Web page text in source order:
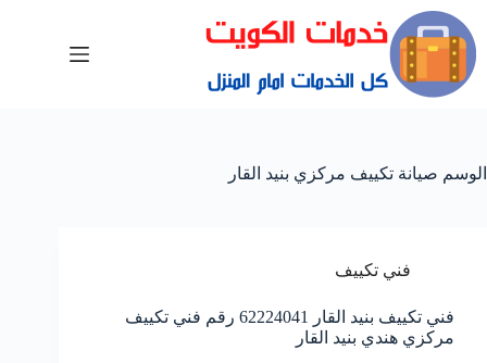
الوسم صيانة تكييف مركزي بنيد القار
فني تكييف
فني تكييف بنيد القار 62224041 رقم فني تكييف
مركزي هندي بنيد القار